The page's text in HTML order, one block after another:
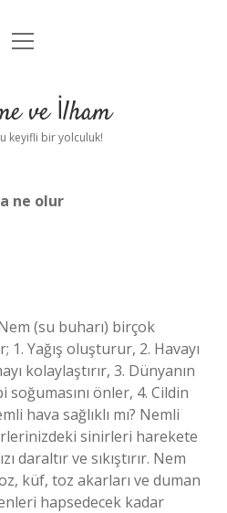
Anasayfa
Uyarı
menüyü
ve İlham
keyifli bir yolculuk!
ne olur
(su buharı) birçok
Yağış oluşturur, 2. Havayı
kolaylaştırır, 3. Dünyanın
önler, 4. Cildin
hava sağlıklı mı? Nemli
sinirleri harekete
daraltır ve sıkıştırır. Nem
küf, toz akarları ve duman
hapsedecek kadar